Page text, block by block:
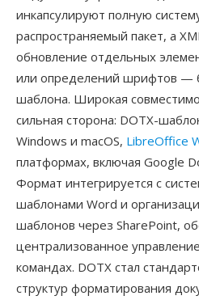
инкапсулируют полную
распространяемый пакет, а
обновление отдельных
или определений шрифтов —
шаблона. Широкая
сильная сторона: DOTX-
Windows и macOS, LibreOffice
платформах, включая Google
Формат интегрируется с
шаблонами Word и
шаблонов через SharePoint,
централизованное
командах. DOTX стал
структур форматирования